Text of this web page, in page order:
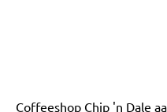
Coffeeshop Chip 'n Dale